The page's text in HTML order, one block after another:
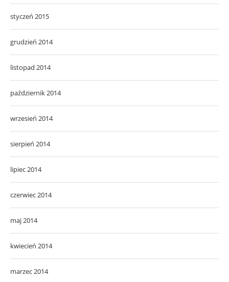
styczeń 2015
grudzień 2014
listopad 2014
październik 2014
wrzesień 2014
sierpień 2014
lipiec 2014
czerwiec 2014
maj 2014
kwiecień 2014
marzec 2014